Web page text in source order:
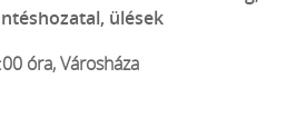
ülések
óra, Városháza